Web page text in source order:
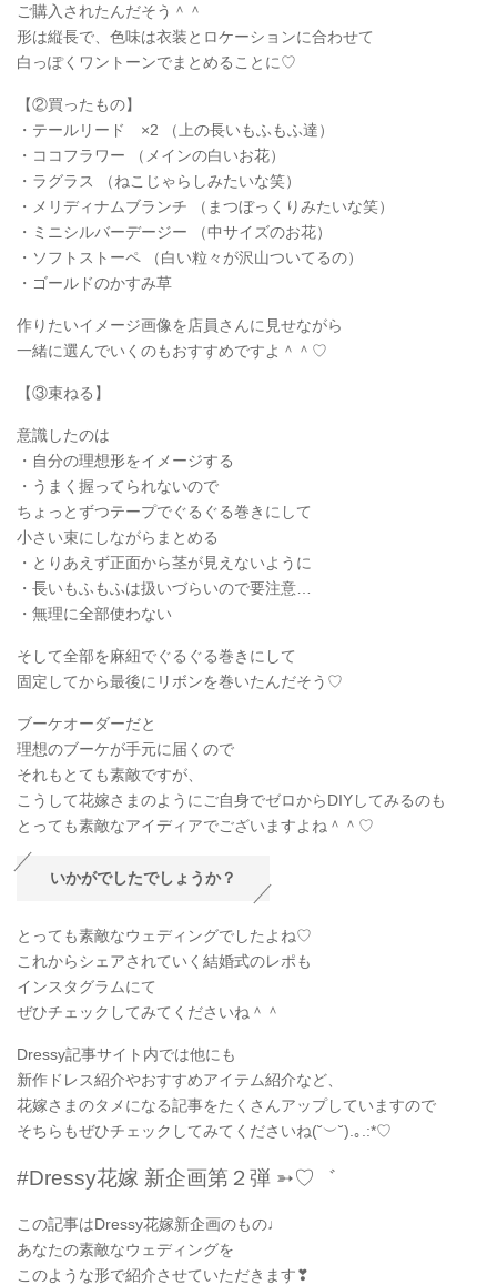
ご購入されたんだそう＾＾
形は縦長で、色味は衣装とロケーションに合わせて
白っぽくワントーンでまとめることに♡
【②買ったもの】
・テールリード ×2 （上の長いもふもふ達）
・ココフラワー （メインの白いお花）
・ラグラス （ねこじゃらしみたいな笑）
・メリディナムブランチ （まつぼっくりみたいな笑）
・ミニシルバーデージー （中サイズのお花）
・ソフトストーペ （白い粒々が沢山ついてるの）
・ゴールドのかすみ草
作りたいイメージ画像を店員さんに見せながら
一緒に選んでいくのもおすすめですよ＾＾♡
【③束ねる】
意識したのは
・自分の理想形をイメージする
・うまく握ってられないので
ちょっとずつテープでぐるぐる巻きにして
小さい束にしながらまとめる
・とりあえず正面から茎が見えないように
・長いもふもふは扱いづらいので要注意…
・無理に全部使わない
そして全部を麻紐でぐるぐる巻きにして
固定してから最後にリボンを巻いたんだそう♡
ブーケオーダーだと
理想のブーケが手元に届くので
それもとても素敵ですが、
こうして花嫁さまのようにご自身でゼロからDIYしてみるのも
とっても素敵なアイディアでございますよね＾＾♡
いかがでしたでしょうか？
とっても素敵なウェディングでしたよね♡
これからシェアされていく結婚式のレポも
インスタグラムにて
ぜひチェックしてみてくださいね＾＾
Dressy記事サイト内では他にも
新作ドレス紹介やおすすめアイテム紹介など、
花嫁さまのタメになる記事をたくさんアップしていますので
そちらもぜひチェックしてみてくださいね(˘︶˘).｡.:*♡
#Dressy花嫁 新企画第２弾 ➳♡゛
この記事はDressy花嫁新企画のもの♩
あなたの素敵なウェディングを
このような形で紹介させていただきます❣